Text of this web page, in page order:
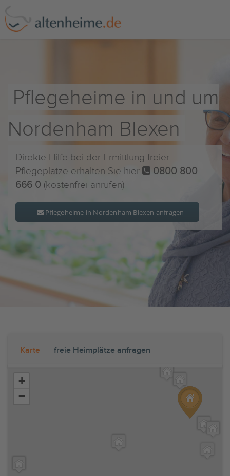
Pflegeheime in und um
Nordenham Blexen
Direkte Hilfe bei der Ermittlung freier
Pflegeplätze erhalten Sie hier
0800 800
666 0 (kostenfrei anrufen)
Pflegeheime in Nordenham Blexen anfragen
Karte freie Heimplätze anfragen
+
−